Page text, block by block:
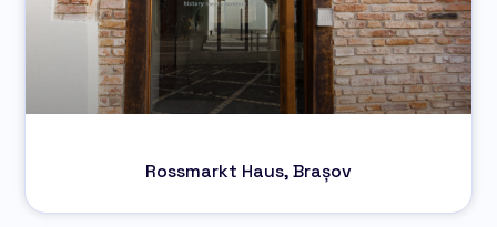
Rossmarkt Haus, Brașov